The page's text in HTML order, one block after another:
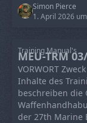
Simon Pierce
1. April 2026
Training Manual's
MEU-TRM
VORWORT
Inhalte des
beschreiben die
der 27th Marine